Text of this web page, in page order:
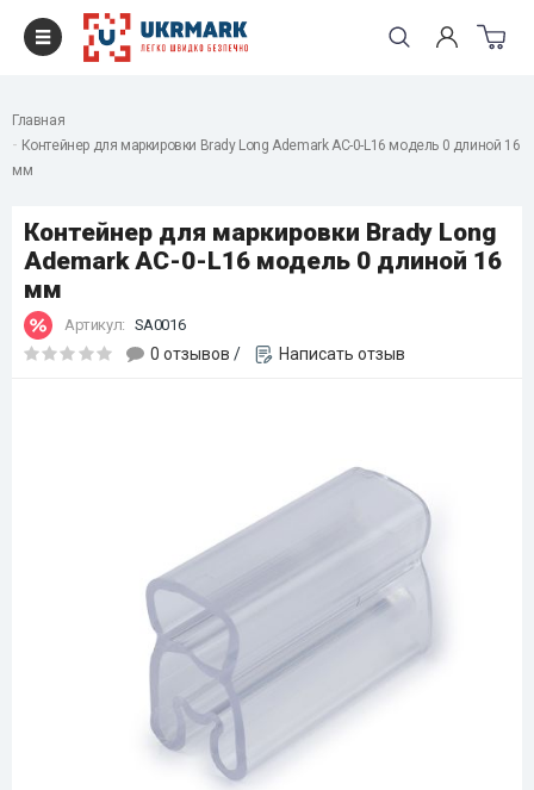
Главная
Контейнер для маркировки Brady Long Ademark AC-0-L16 модель 0 длиной 16
мм
Контейнер для маркировки Brady Long
Ademark AC-0-L16 модель 0 длиной 16
мм
Артикул: SA0016
0 отзывов / Написать отзыв